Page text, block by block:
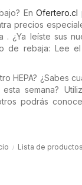
EnOfertero.cl
precios
¿Ya leíste sus
de rebaja: Lee
HEPA? ¿Sabes
semana?
podrás
Lista de productos